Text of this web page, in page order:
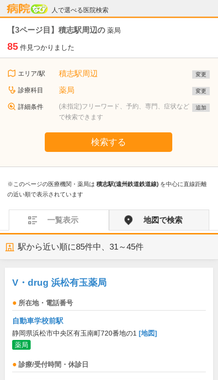
人で選べる医院検索
病院なび
【3ページ目】積志駅周辺の 薬局
85 件見つかりました
エリア/駅 積志駅周辺 変更
診療科目 薬局 変更
詳細条件
(未指定)フリーワード、予約、専門、症状など
で検索できます
追加
検索する
※このページの医療機関・薬局は 積志駅(遠州鉄道鉄道線) を中心に直線距離
の近い順で表示されています
一覧表示 地図で検索
駅から近い順に85件中、 31～45件
V・drug 浜松有玉薬局
所在地・電話番号
自動車学校前駅
静岡県浜松市中央区有玉南町720番地の1 [地図]
薬局
診療/受付時間・休診日